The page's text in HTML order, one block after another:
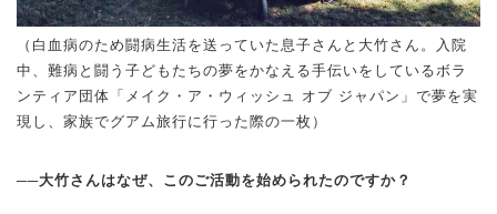
（白血病のため闘病生活を送っていた息子さんと大竹さん。入院
中、難病と闘う子どもたちの夢をかなえる手伝いをしているボラ
ンティア団体「メイク・ア・ウィッシュ オブ ジャパン」で夢を実
現し、家族でグアム旅行に行った際の一枚）
──大竹さんはなぜ、このご活動を始められたのですか？